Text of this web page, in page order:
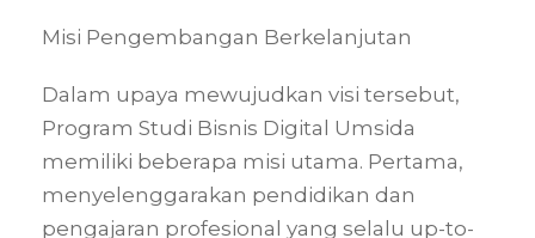
Misi Pengembangan Berkelanjutan
Dalam upaya mewujudkan visi tersebut,
Program Studi Bisnis Digital Umsida
memiliki beberapa misi utama. Pertama,
menyelenggarakan pendidikan dan
pengajaran profesional yang selalu up-to-